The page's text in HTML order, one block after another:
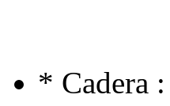
* Cadera :